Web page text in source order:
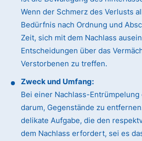
Wenn der Schmerz des Verlusts
Bedürfnis nach Ordnung und
Zeit, sich mit dem Nachlass
Entscheidungen über das
Verstorbenen zu treffen.
Zweck und Umfang:
Bei einer Nachlass-
darum, Gegenstände zu
delikate Aufgabe, die den
dem Nachlass erfordert, sei es